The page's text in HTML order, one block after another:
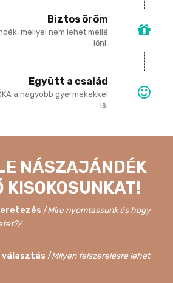
Biztos öröm
mellyel nem lehet mellé
lőni.
Együtt a család
a nagyobb gyermekekkel
is.
NÁSZAJÁNDÉK
KISOKOSUNKAT!
/Mire nyomtassunk és hogy
választás /Milyen felszerelésre lehet